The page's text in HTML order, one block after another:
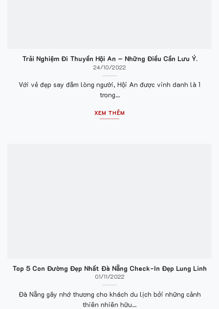
Trải Nghiệm Đi Thuyền Hội An – Những Điều Cần Lưu Ý.
24/10/2022
Với vẻ đẹp say đắm lòng người, Hội An được vinh danh là 1
trong...
XEM THÊM
Top 5 Con Đường Đẹp Nhất Đà Nẵng Check-In Đẹp Lung Linh
01/11/2022
Đà Nẵng gây nhớ thương cho khách du lịch bởi những cảnh
thiên nhiên hữu...